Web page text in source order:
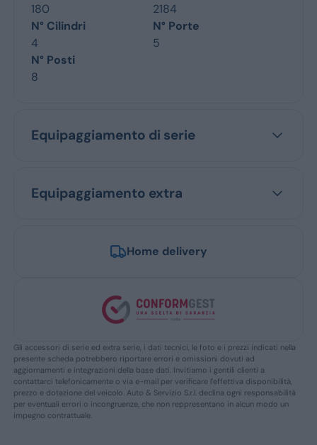
180
2184
N° Cilindri
4
N° Porte
5
N° Posti
8
Equipaggiamento di serie
Equipaggiamento extra
Home delivery
Gli accessori di serie ed extra serie, i dati tecnici, le foto e i prezzi indicati nella
presente scheda potrebbero riportare errori e omissioni dovuti ad
aggiornamenti e integrazioni della base dati. Invitiamo i gentili clienti a
contattarci telefonicamente o via e-mail per verificare l’effettiva disponibilità,
prezzo e dotazione del veicolo. Auto & Servizio S.r.l. declina ogni responsabilità
per eventuali errori o incongruenze, che non reppresentano in alcun modo un
impegno contrattuale.